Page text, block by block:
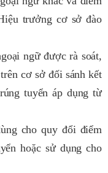
trưởng cơ sở đào
ngữ được rà soát,
cơ sở đối sánh kết
tuyển áp dụng từ
cho quy đổi điểm
hoặc sử dụng cho